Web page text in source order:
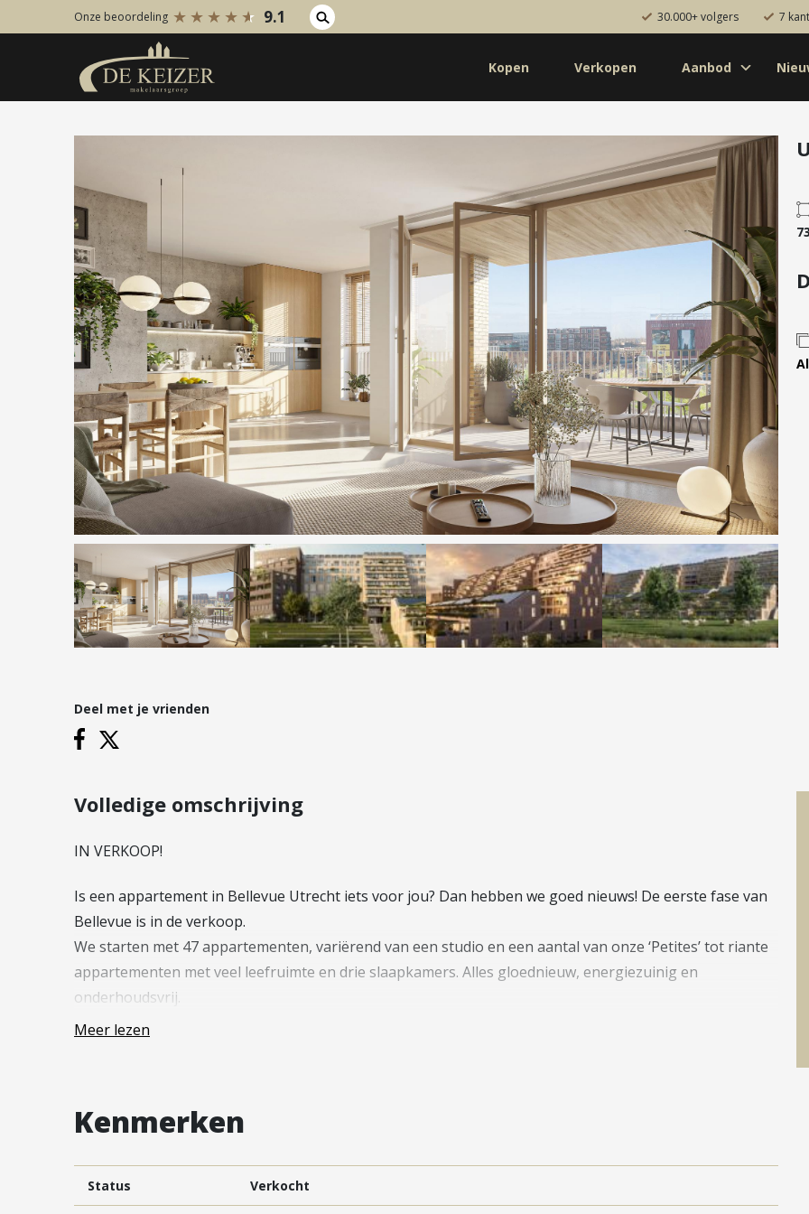
Koopaanbod
Bestaande bouw
Internationaal
Nieuwbouw
Bedrijfsaanbod
Huuraanbod
Internationaal
Nieuwbouw
Bedrijfsaanbod
Diensten
Kopen
Verkopen
Huren
Verzekeren
Hypotheken
Hypotheekadvies
Hypotheek oversluiten
Hypotheek verhogen
Starterslening
Financiële check
Banken
Duurzame hypotheek
Reviews Contact
Vestigingen
Vestiging Vleuten-De Meern en
Leidsche Rijn
Vestiging Vianen
Vestiging Maarssen
Onze beoordeling 9.1 30.000+ volgers 7
Kopen Verkopen Aanbod
Deel met je vrienden
Volledige omschrijving
IN VERKOOP!
Is een appartement in Bellevue Utrecht iets voor jou? Dan hebben we goed nieuws! De eerste fase van
Bellevue is in de verkoop.
We starten met 47 appartementen, variërend van een studio en een aantal van onze ‘Petites’ tot riante
appartementen met veel leefruimte en drie slaapkamers. Alles gloednieuw, energiezuinig en
onderhoudsvrij.
Op de projectwebsite(bellevue-utrecht.nl) kan je alle verkoopdocumentatie voor de diverse
—
WONEN MET BIJZONDER UITZICHT
Bellevue, ook wel ‘mooi uitzicht’ in de Franse taal. Hier woon je dichtbij en uitkijkend op de binnenstad
Meer lezen
Kenmerken
Status Verkocht